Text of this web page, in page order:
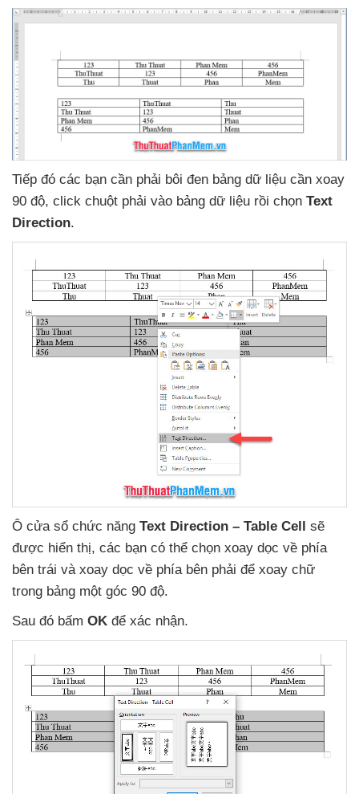
Tiếp đó các bạn cần phải bôi đen bảng dữ liệu cần xoay
90 độ, click chuột phải vào bảng dữ liệu rồi chọn Text
Direction.
Ô cửa sổ chức năng Text Direction – Table Cell
sẽ
được hiển thị, các bạn có thể chọn xoay dọc về phía
bên trái và xoay dọc về phía bên phải để xoay chữ
trong bảng một góc 90 độ.
Sau đó bấm OK để xác nhận.